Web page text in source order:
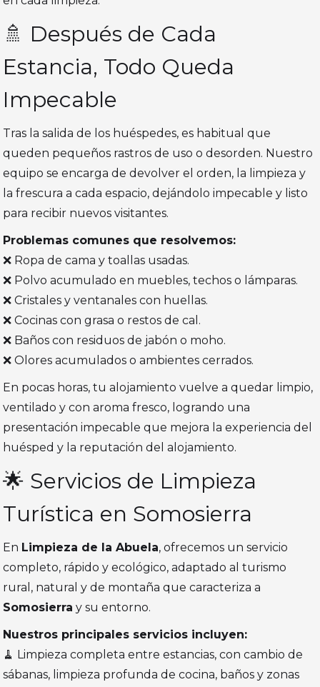
🚿 Después de Cada
Estancia, Todo Queda
Impecable
Tras la salida de los huéspedes, es habitual que
queden pequeños rastros de uso o desorden. Nuestro
equipo se encarga de devolver el orden, la limpieza y
la frescura a cada espacio, dejándolo impecable y listo
para recibir nuevos visitantes.
Problemas comunes que resolvemos:
❌ Ropa de cama y toallas usadas.
❌ Polvo acumulado en muebles, techos o lámparas.
❌ Cristales y ventanales con huellas.
❌ Cocinas con grasa o restos de cal.
❌ Baños con residuos de jabón o moho.
❌ Olores acumulados o ambientes cerrados.
En pocas horas, tu alojamiento vuelve a quedar limpio,
ventilado y con aroma fresco, logrando una
presentación impecable que mejora la experiencia del
huésped y la reputación del alojamiento.
🌟 Servicios de Limpieza
Turística en Somosierra
En Limpieza de la Abuela, ofrecemos un servicio
completo, rápido y ecológico, adaptado al turismo
rural, natural y de montaña que caracteriza a
Somosierra y su entorno.
Nuestros principales servicios incluyen:
🧹 Limpieza completa entre estancias, con cambio de
sábanas, limpieza profunda de cocina, baños y zonas